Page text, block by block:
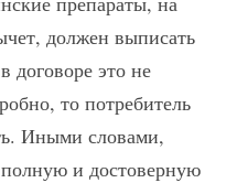
должен выписать
договоре это не
то потребитель
Иными словами,
и достоверную